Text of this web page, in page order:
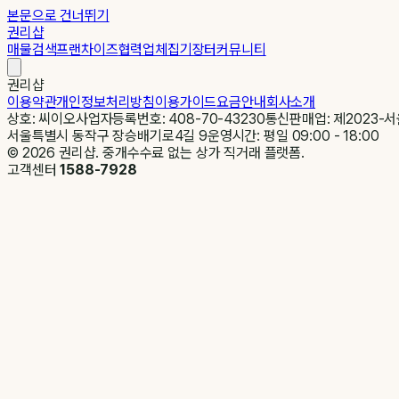
본문으로 건너뛰기
권리샵
매물검색프랜차이즈협력업체집기장터커뮤니티
권리샵
이용약관개인정보처리방침이용가이드요금안내회사소개
상호: 씨이오사업자등록번호: 408-70-43230통신판매업: 제2023-
서울특별시 동작구 장승배기로4길 9운영시간: 평일 09:00 - 18:00
© 2026 권리샵. 중개수수료 없는 상가 직거래 플랫폼.
고객센터1588-7928